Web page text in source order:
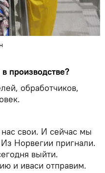
производстве?
обработчиков,
свои. И сейчас мы
Норвегии пригнали.
выйти.
и иваси отправим.